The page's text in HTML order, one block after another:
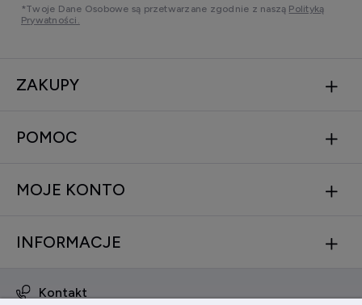
*Twoje Dane Osobowe są przetwarzane zgodnie z naszą Polityką
Prywatności.
ZAKUPY
POMOC
MOJE KONTO
INFORMACJE
Kontakt